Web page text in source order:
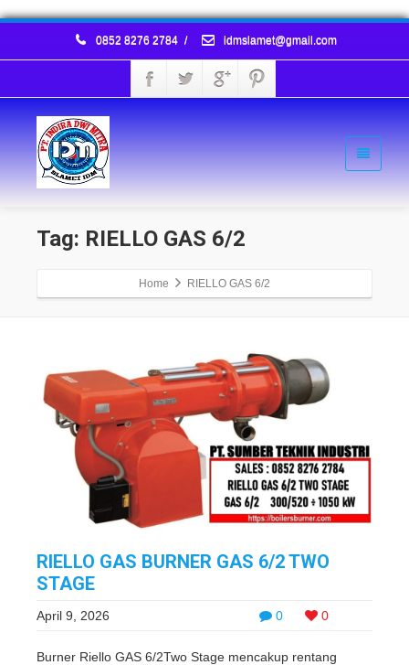
0852 8276 2784 / idmslamet@gmail.com
Tag: RIELLO GAS 6/2
Home RIELLO GAS 6/2
RIELLO GAS BURNER GAS 6/2 TWO
STAGE
0 0
April 9, 2026
Burner Riello GAS 6/2Two Stage mencakup rentang